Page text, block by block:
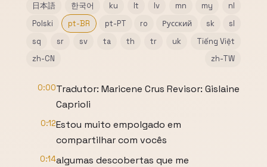
日本語
한국어 ku lt lv mn my
nl
Polski
pt-BR pt-PT ro Русский sk
sl
sq
sr sv ta th tr uk
Tiếng Việt
zh-CN
zh-TW
0:00Tradutor: Maricene Crus Revisor: Gislaine
Caprioli
0:12Estou muito empolgado em
compartilhar com vocês
0:14algumas descobertas que me